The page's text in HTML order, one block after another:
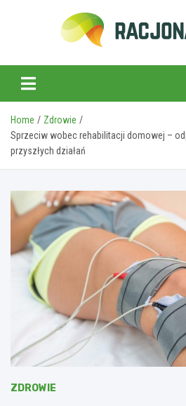
Home
Zdrowie
Sprzeciw wobec rehabilitacji domowej –
przyszłych działań
ZDROWIE